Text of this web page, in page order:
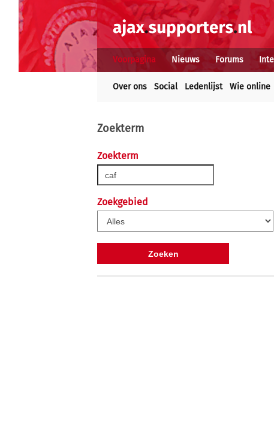
Voorpagina Nieuws Forums
Over ons Social Ledenlijst Wie online
Zoekterm
Zoekterm
Zoekgebied